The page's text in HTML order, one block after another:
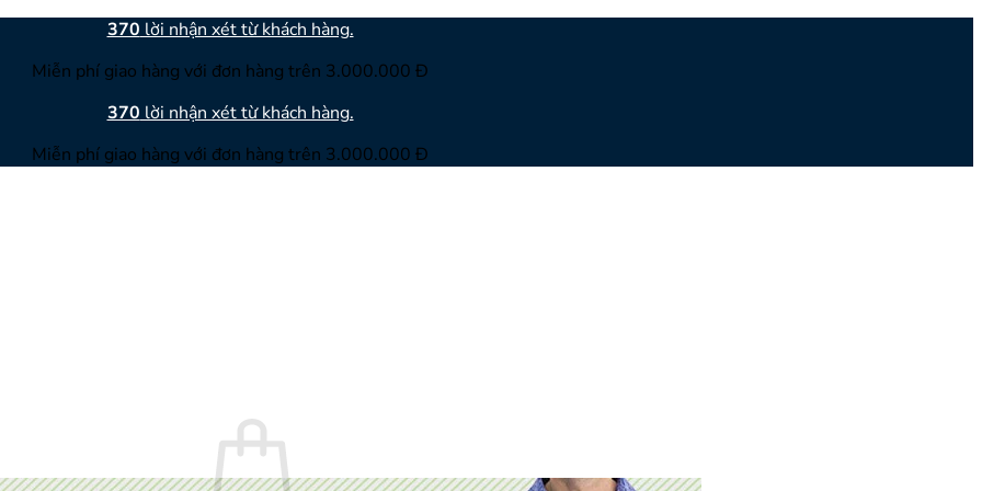
370 lời nhận xét từ khách hàng.
Miễn phí giao hàng với đơn hàng trên 3.000.000 Đ
370 lời nhận xét từ khách hàng.
Miễn phí giao hàng với đơn hàng trên 3.000.000 Đ